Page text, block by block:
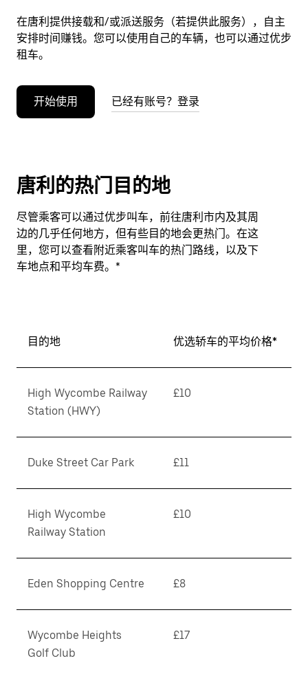
在唐利提供接载和/或派送服务（若提供此服务），自主
安排时间赚钱。您可以使用自己的车辆，也可以通过优步
租车。
开始使用 已经有账号？登录
唐利的热门目的地
尽管乘客可以通过优步叫车，前往唐利市内及其周
边的几乎任何地方，但有些目的地会更热门。在这
里，您可以查看附近乘客叫车的热门路线，以及下
车地点和平均车费。*
目的地 优选轿车的平均价格*
High Wycombe Railway
Station (HWY)
£10
Duke Street Car Park £11
High Wycombe
Railway Station
£10
Eden Shopping Centre £8
Wycombe Heights
Golf Club
£17